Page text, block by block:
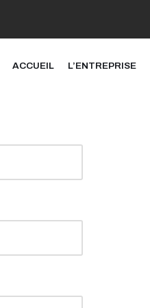
ACCUEIL L’ENTREPRISE